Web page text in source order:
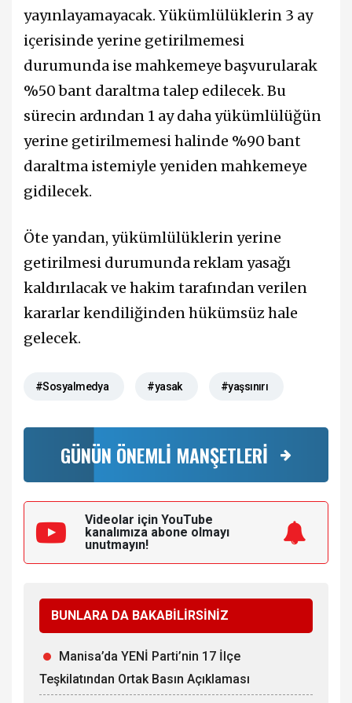
yayınlayamayacak. Yükümlülüklerin 3 ay
içerisinde yerine getirilmemesi
durumunda ise mahkemeye başvurularak
%50 bant daraltma talep edilecek. Bu
sürecin ardından 1 ay daha yükümlülüğün
yerine getirilmemesi halinde %90 bant
daraltma istemiyle yeniden mahkemeye
gidilecek.
Öte yandan, yükümlülüklerin yerine
getirilmesi durumunda reklam yasağı
kaldırılacak ve hakim tarafından verilen
kararlar kendiliğinden hükümsüz hale
gelecek.
#Sosyalmedya #yasak #yaşsınırı
GÜNÜN ÖNEMLİ MANŞETLERİ
Videolar için YouTube
kanalımıza abone olmayı
unutmayın!
BUNLARA DA BAKABİLİRSİNİZ
Manisa’da YENİ Parti’nin 17 İlçe
Teşkilatından Ortak Basın Açıklaması